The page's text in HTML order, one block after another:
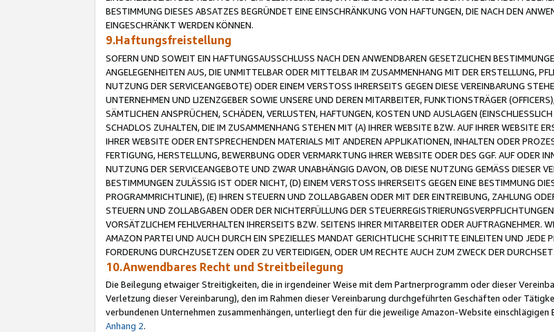
BESTIMMUNG DIESES ABSATZES BEGRÜNDET EINE EINSCHRÄNKUNG VON HAFTUNGEN, DIE NACH DEN
EINGESCHRÄNKT WERDEN KÖNNEN.
9.Haftungsfreistellung
SOFERN UND SOWEIT EIN HAFTUNGSAUSSCHLUSS NACH DEN ANWENDBAREN GESETZLICHEN
ANGELEGENHEITEN AUS, DIE UNMITTELBAR ODER MITTELBAR IM ZUSAMMENHANG MIT DER ERSTELLUNG,
NUTZUNG DER SERVICEANGEBOTE) ODER EINEM VERSTOSS IHRERSEITS GEGEN DIESE VEREINBARUNG
UNTERNEHMEN UND LIZENZGEBER SOWIE UNSERE UND DEREN MITARBEITER, FUNKTIONSTRÄGER
SÄMTLICHEN ANSPRÜCHEN, SCHÄDEN, VERLUSTEN, HAFTUNGEN, KOSTEN UND AUSLAGEN
SCHADLOS ZUHALTEN, DIE IM ZUSAMMENHANG STEHEN MIT (A) IHRER WEBSITE BZW. AUF IHRER WEBSITE
IHRER WEBSITE ODER ENTSPRECHENDEN MATERIALS MIT ANDEREN APPLIKATIONEN, INHALTEN ODER
FERTIGUNG, HERSTELLUNG, BEWERBUNG ODER VERMARKTUNG IHRER WEBSITE ODER DES GGF. AUF ODER
NUTZUNG DER SERVICEANGEBOTE UND ZWAR UNABHÄNGIG DAVON, OB DIESE NUTZUNG GEMÄSS DIESER
BESTIMMUNGEN ZULÄSSIG IST ODER NICHT, (D) EINEM VERSTOSS IHRERSEITS GEGEN EINE BESTIMMUNG
PROGRAMMRICHTLINIE), (E) IHREN STEUERN UND ZOLLABGABEN ODER MIT DER EINTREIBUNG, ZAHLUNG
STEUERN UND ZOLLABGABEN ODER DER NICHTERFÜLLUNG DER
VORSÄTZLICHEM FEHLVERHALTEN IHRERSEITS BZW. SEITENS IHRER MITARBEITER ODER AUFTRAGNEHMER.
AMAZON PARTEI UND AUCH DURCH EIN SPEZIELLES MANDAT GERICHTLICHE SCHRITTE EINLEITEN UND JEDE
FORDERUNG DURCHZUSETZEN ODER ZU VERTEIDIGEN, ODER UM RECHTE AUCH ZUM ZWECK DER
10.Anwendbares Recht und Streitbeilegung
Die Beilegung etwaiger Streitigkeiten, die in irgendeiner Weise mit dem Partnerprogramm oder dieser
Verletzung dieser Vereinbarung), den im Rahmen dieser Vereinbarung durchgeführten Geschäften oder
verbundenen Unternehmen zusammenhängen, unterliegt den für die jeweilige Amazon-Website
Anhang 2.